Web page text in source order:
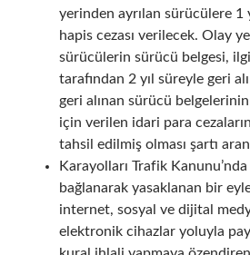
yerinden ayrılan sürücülere 1
hapis cezası verilecek. Olay
sürücülerin sürücü belgesi,
tarafından 2 yıl süreyle geri
geri alınan sürücü
için verilen idari para
tahsil edilmiş olması şartı
Karayolları Trafik
bağlanarak yasaklanan bir
internet, sosyal ve dijital
elektronik cihazlar yoluyla